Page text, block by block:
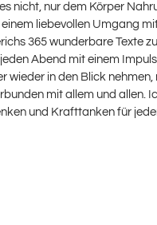
nicht, nur dem Körper
liebevollen Umgang
365 wunderbare Texte
Abend mit einem
in den Blick
mit allem und allen.
und Krafttanken für